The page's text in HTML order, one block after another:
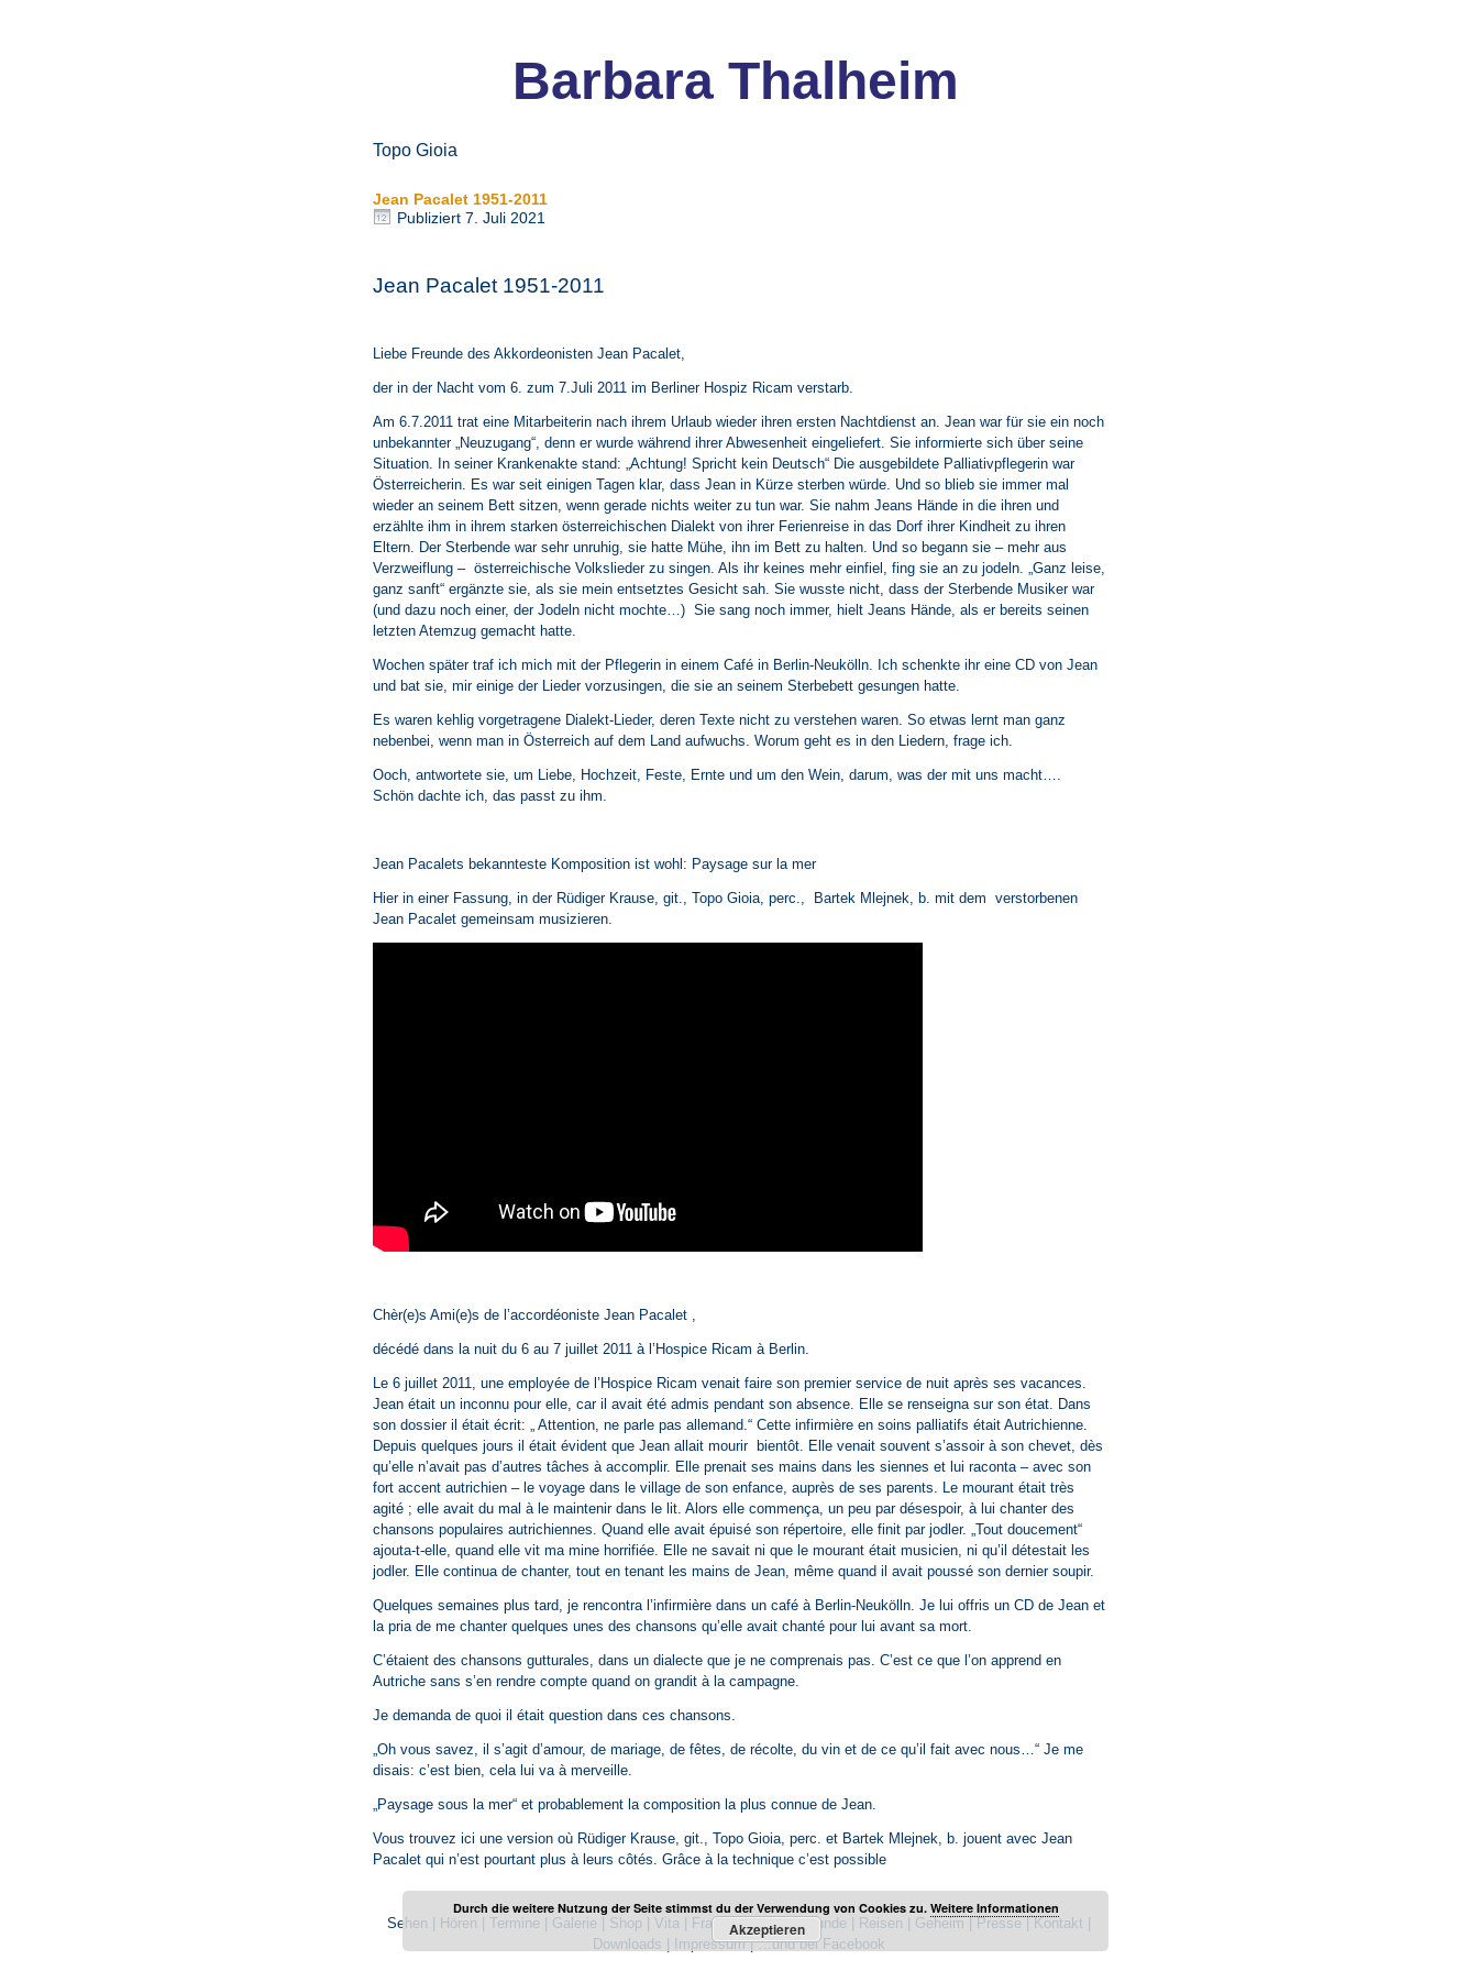
Barbara Thalheim
Topo Gioia
Jean Pacalet 1951-2011
Publiziert 7. Juli 2021
Jean Pacalet 1951-2011
Liebe Freunde des Akkordeonisten Jean Pacalet,
der in der Nacht vom 6. zum 7.Juli 2011 im Berliner Hospiz Ricam verstarb.
Am 6.7.2011 trat eine Mitarbeiterin nach ihrem Urlaub wieder ihren ersten Nachtdienst an. Jean war für sie ein noch
unbekannter „Neuzugang“, denn er wurde während ihrer Abwesenheit eingeliefert. Sie informierte sich über seine
Situation. In seiner Krankenakte stand: „Achtung! Spricht kein Deutsch“ Die ausgebildete Palliativpflegerin war
Österreicherin. Es war seit einigen Tagen klar, dass Jean in Kürze sterben würde. Und so blieb sie immer mal
wieder an seinem Bett sitzen, wenn gerade nichts weiter zu tun war. Sie nahm Jeans Hände in die ihren und
erzählte ihm in ihrem starken österreichischen Dialekt von ihrer Ferienreise in das Dorf ihrer Kindheit zu ihren
Eltern. Der Sterbende war sehr unruhig, sie hatte Mühe, ihn im Bett zu halten. Und so begann sie – mehr aus
Verzweiflung – österreichische Volkslieder zu singen. Als ihr keines mehr einfiel, fing sie an zu jodeln. „Ganz leise,
ganz sanft“ ergänzte sie, als sie mein entsetztes Gesicht sah. Sie wusste nicht, dass der Sterbende Musiker war
(und dazu noch einer, der Jodeln nicht mochte…) Sie sang noch immer, hielt Jeans Hände, als er bereits seinen
letzten Atemzug gemacht hatte.
Wochen später traf ich mich mit der Pflegerin in einem Café in Berlin-Neukölln. Ich schenkte ihr eine CD von Jean
und bat sie, mir einige der Lieder vorzusingen, die sie an seinem Sterbebett gesungen hatte.
Es waren kehlig vorgetragene Dialekt-Lieder, deren Texte nicht zu verstehen waren. So etwas lernt man ganz
nebenbei, wenn man in Österreich auf dem Land aufwuchs. Worum geht es in den Liedern, frage ich.
Ooch, antwortete sie, um Liebe, Hochzeit, Feste, Ernte und um den Wein, darum, was der mit uns macht….
Schön dachte ich, das passt zu ihm.
Jean Pacalets bekannteste Komposition ist wohl: Paysage sur la mer
Hier in einer Fassung, in der Rüdiger Krause, git., Topo Gioia, perc., Bartek Mlejnek, b. mit dem verstorbenen
Jean Pacalet gemeinsam musizieren.
Chèr(e)s Ami(e)s de l’accordéoniste Jean Pacalet ,
décédé dans la nuit du 6 au 7 juillet 2011 à l’Hospice Ricam à Berlin.
Le 6 juillet 2011, une employée de l’Hospice Ricam venait faire son premier service de nuit après ses vacances.
Jean était un inconnu pour elle, car il avait été admis pendant son absence. Elle se renseigna sur son état. Dans
son dossier il était écrit: „ Attention, ne parle pas allemand.“ Cette infirmière en soins palliatifs était Autrichienne.
Depuis quelques jours il était évident que Jean allait mourir bientôt. Elle venait souvent s’assoir à son chevet, dès
qu’elle n’avait pas d’autres tâches à accomplir. Elle prenait ses mains dans les siennes et lui raconta – avec son
fort accent autrichien – le voyage dans le village de son enfance, auprès de ses parents. Le mourant était très
agité ; elle avait du mal à le maintenir dans le lit. Alors elle commença, un peu par désespoir, à lui chanter des
chansons populaires autrichiennes. Quand elle avait épuisé son répertoire, elle finit par jodler. „Tout doucement“
ajouta-t-elle, quand elle vit ma mine horrifiée. Elle ne savait ni que le mourant était musicien, ni qu’il détestait les
jodler. Elle continua de chanter, tout en tenant les mains de Jean, même quand il avait poussé son dernier soupir.
Quelques semaines plus tard, je rencontra l’infirmière dans un café à Berlin-Neukölln. Je lui offris un CD de Jean et
la pria de me chanter quelques unes des chansons qu’elle avait chanté pour lui avant sa mort.
C’étaient des chansons gutturales, dans un dialecte que je ne comprenais pas. C’est ce que l’on apprend en
Autriche sans s’en rendre compte quand on grandit à la campagne.
Je demanda de quoi il était question dans ces chansons.
„Oh vous savez, il s’agit d’amour, de mariage, de fêtes, de récolte, du vin et de ce qu’il fait avec nous…“ Je me
disais: c’est bien, cela lui va à merveille.
„Paysage sous la mer“ et probablement la composition la plus connue de Jean.
Vous trouvez ici une version où Rüdiger Krause, git., Topo Gioia, perc. et Bartek Mlejnek, b. jouent avec Jean
Pacalet qui n’est pourtant plus à leurs côtés. Grâce à la technique c’est possible
Sehen Hören Termine Galerie Shop Vita France|News|Freunde Reisen Geheim Presse Kontakt
Downloads
Impressum|…und bei Facebook
Durch die weitere Nutzung der Seite stimmst du der Verwendung von Cookies zu. Weitere Informationen
Akzeptieren